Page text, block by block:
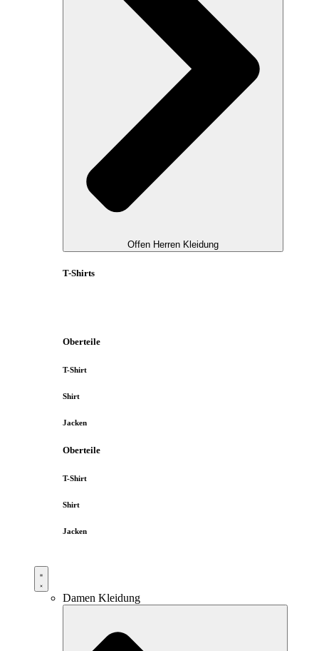
Offen Herren Kleidung
T-Shirts
Oberteile
T-Shirt
Shirt
Jacken
Oberteile
T-Shirt
Shirt
Jacken
Damen Kleidung